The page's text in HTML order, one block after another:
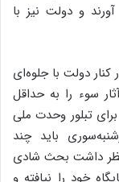
و دولت نیز با
دولت با جلوه‌ای
سوء را به حداقل
تبلور وحدت ملی
باید چند
نظر داشت بحث شادی
خود را نیافته و